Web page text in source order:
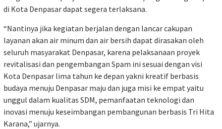
di Kota Denpasar dapat segera terlaksana.
“Nantinya jika kegiatan berjalan dengan lancar cakupan
layanan akan air minum dan air bersih dapat dirasakan oleh
seluruh masyarakat Denpasar, karena pelaksanaan proyek
revitalisasi dan pengembangan Spam ini sesuai dengan visi
Kota Denpasar lima tahun ke depan yakni kreatif berbasis
budaya menuju Denpasar maju dan juga misi ke empat yaitu
unggul dalam kualitas SDM, pemanfaatan teknologi dan
inovasi menuju keseimbangan pembangunan berbasis Tri Hita
Karana,” ujarnya.